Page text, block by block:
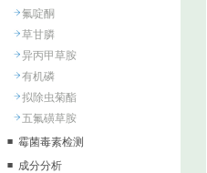
氟啶酮
草甘膦
异丙甲草胺
有机磷
拟除虫菊酯
五氟磺草胺
霉菌毒素检测
成分分析